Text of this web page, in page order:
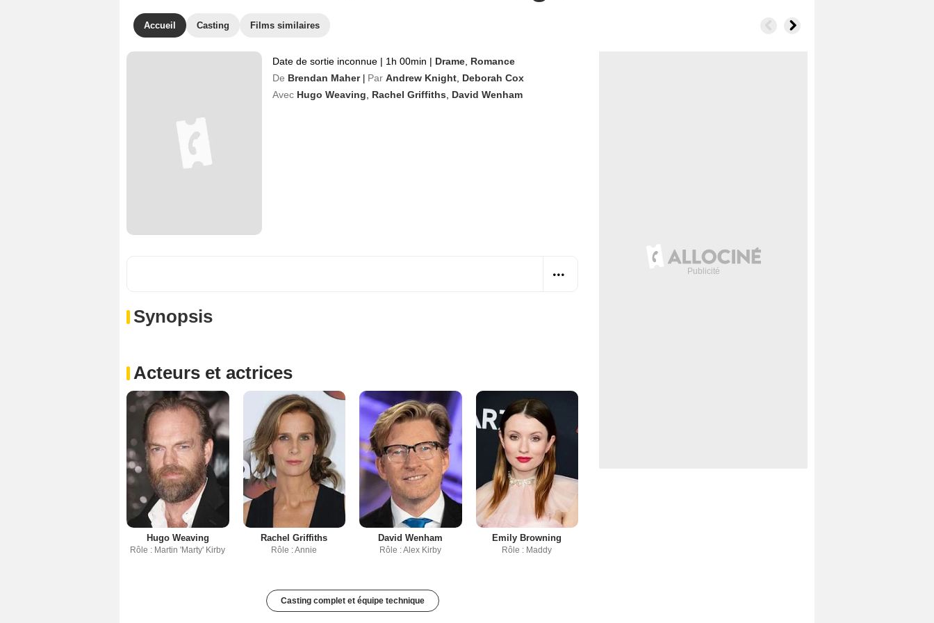
Accueil Casting Films similaires
Date de sortie inconnue | 1h 00min | Drame Romance
De Brendan Maher Par Andrew Knight Deborah Cox
Avec Hugo Weaving Rachel Griffiths David Wenham
Synopsis
Acteurs et actrices
Hugo Weaving
Rôle : Martin 'Marty' Kirby
Rachel Griffiths
Rôle : Annie
David Wenham
Rôle : Alex Kirby
Emily Browning
Rôle : Maddy
Casting complet et équipe technique